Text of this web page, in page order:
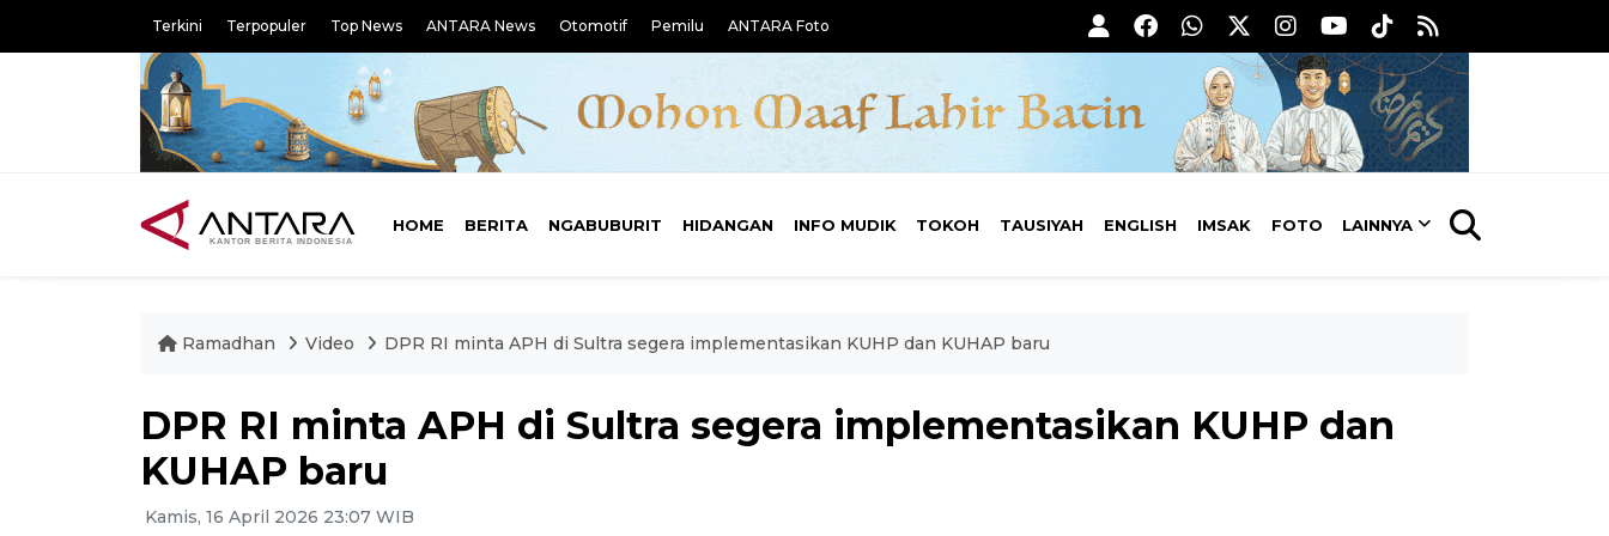
Terkini Terpopuler Top News ANTARA News Otomotif Pemilu ANTARA Foto
HOME BERITA NGABUBURIT HIDANGAN INFO MUDIK TOKOH TAUSIYAH ENGLISH IMSAK FOTO LAINNYA
Ramadhan Video DPR RI minta APH di Sultra segera implementasikan KUHP dan KUHAP baru
DPR RI minta APH di Sultra segera implementasikan KUHP dan
KUHAP baru
Kamis, 16 April 2026 23:07 WIB